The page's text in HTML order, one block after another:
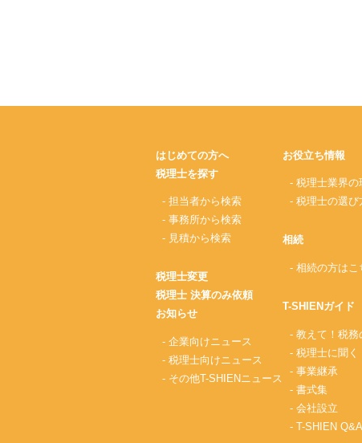
はじめての方へ
税理士を探す
- 担当者から検索
- 事務所から検索
- 見積から検索
税理士変更
税理士 決算のみ依頼
お知らせ
- 企業向けニュース
- 税理士向けニュース
- その他T-SHIENニュース
お役立ち情報
- 税理士業界の
- 税理士の選び
相続
- 相続の方はこ
T-SHIENガイド
- 教えて！税務
- 税理士に聞く
- 事業継承
- 書式集
- 会社設立
- T-SHIEN Q&A